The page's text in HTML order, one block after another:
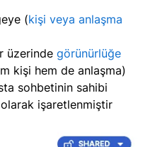
(kişi veya anlaşma
üzerinde görünürlüğe
kişi hem de anlaşma)
sohbetinin sahibi
olarak işaretlenmiştir